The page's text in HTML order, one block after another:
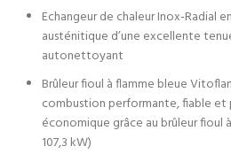
Echangeur de chaleur Inox-Radial
austénitique d’une excellente
autonettoyant
Brûleur fioul à flamme bleue
combustion performante, fiable
économique grâce au brûleur fioul
107,3 kW)